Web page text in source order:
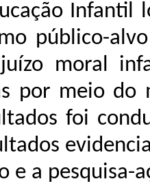
Infantil
público-
moral
por meio do
foi
e a pesquisa-